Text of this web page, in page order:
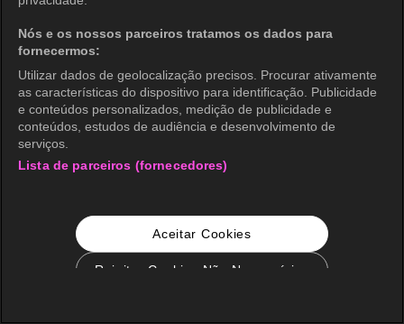
Nós e os nossos parceiros tratamos os dados para
fornecermos:
Utilizar dados de geolocalização precisos. Procurar ativamente
as características do dispositivo para identificação. Publicidade
e conteúdos personalizados, medição de publicidade e
conteúdos, estudos de audiência e desenvolvimento de
serviços.
Lista de parceiros (fornecedores)
Aceitar Cookies
Rejeitar Cookies Não Necessários